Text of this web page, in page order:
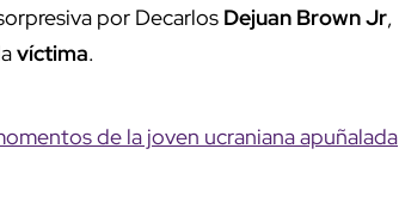
por Decarlos Dejuan Brown Jr,
víctima.
de la joven ucraniana apuñalada